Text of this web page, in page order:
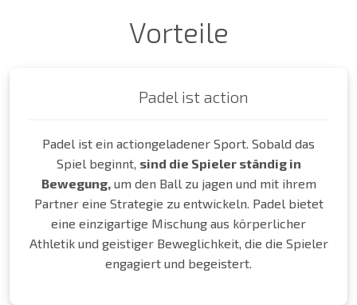
Vorteile
Padel ist action
Padel ist ein actiongeladener Sport. Sobald das
Spiel beginnt, sind die Spieler ständig in
Bewegung, um den Ball zu jagen und mit ihrem
Partner eine Strategie zu entwickeln. Padel bietet
eine einzigartige Mischung aus körperlicher
Athletik und geistiger Beweglichkeit, die die Spieler
engagiert und begeistert.